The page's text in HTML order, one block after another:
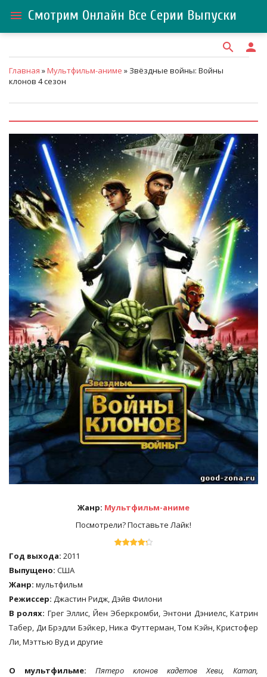
menu Смотрим Онлайн Все Серии Выпуски
search person
Главная »Мультфильм-аниме » Звёздные войны: Войны
клонов 4 сезон
Жанр: Мультфильм-аниме
Посмотрели? Поставьте Лайк!
Год выхода: 2011
Выпущено: США
Жанр: мультфильм
Режиссер: Джастин Ридж, Дэйв Филони
В ролях: Грег Эллис, Йен Эберкромби, Энтони Дэниелс, Катрин
Табер, Ди Брэдли Бэйкер, Ника Футтерман, Том Кэйн, Кристофер
Ли, Мэттью Вуд и другие
О мультфильме:
Пятеро клонов кадетов Хеви, Катап,